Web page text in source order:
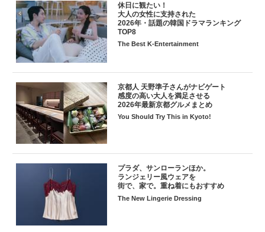
休日に観たい！
大人の女性に支持された
2026年・話題の韓国ドラマランキング
TOP8
The Best K-Entertainment
京都人 天野準子さんがナビゲート
感度の高い大人を満足させる
2026年最新京都グルメまとめ
You Should Try This in Kyoto!
プラダ、サンローランほか。
ランジェリー風ウェアを
街で、家で。重ね着にもおすすめ
The New Lingerie Dressing